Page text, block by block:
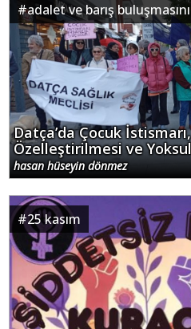
#adalet ve barış
Datça’da Çocuk İstismarı,
Özelleştirilmesi ve
hasan hüseyin dönmez
#25 kasım